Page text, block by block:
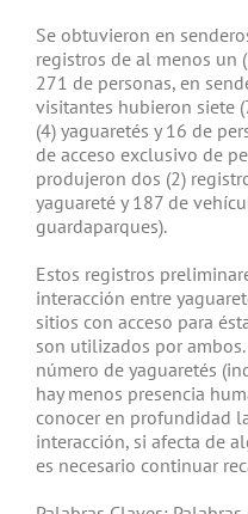
Se obtuvieron en
registros de al menos un
271 de personas, en
visitantes hubieron siete
(4) yaguaretés y 16 de
de acceso exclusivo de
produjeron dos (2)
yaguareté y 187 de
guardaparques).
Estos registros
interacción entre
sitios con acceso para
son utilizados por
número de yaguaretés
hay menos presencia
conocer en profundidad
interacción, si afecta de
es necesario continuar